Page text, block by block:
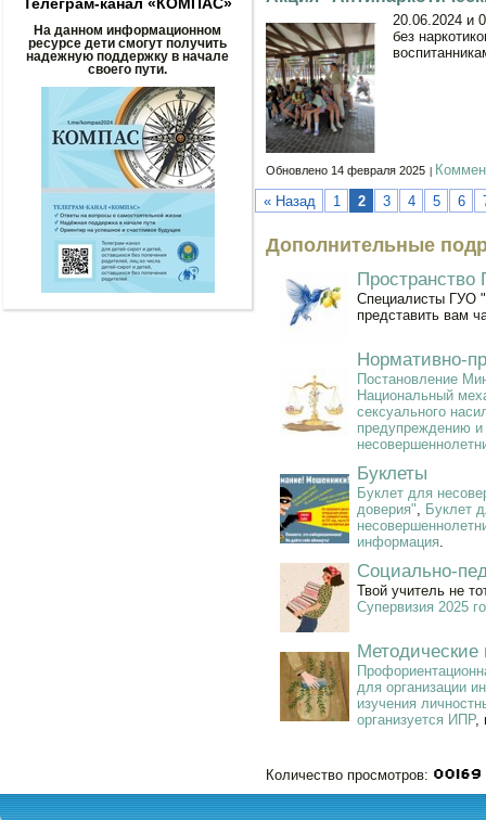
На данном информационном
ресурсе дети смогут получить
надежную поддержку в начале
своего пути.
20.06.2024 и
без
Обновлено 14 февраля 2025
« Назад
1 2 3 4 5 6
Дополнительные
Пространство
Специалисты ГУО
представить вам
Нормативно-
Постановление
Национальный
сексуального
предупреждению
Буклеты
Буклет для
доверия", Буклет
информация.
Социально-
Твой учитель не
Супервизия 2025
для организации
изучения
организуется ИПР,
Количество просмотров: